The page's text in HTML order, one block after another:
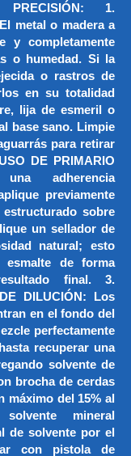
PRECISIÓN: 1.
metal o madera a
y completamente
o humedad. Si la
o rastros de
en su totalidad
lija de esmeril o
base sano. Limpie
para retirar
DE PRIMARIO
adherencia
previamente
sobre
un sellador de
natural; esto
de forma
final. 3.
DILUCIÓN: Los
en el fondo del
perfectamente
recuperar una
solvente de
brocha de cerdas
máximo del 15% al
mineral
de solvente por el
con pistola de